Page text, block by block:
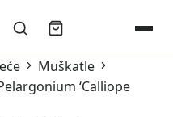
Muškatle
‘Calliope